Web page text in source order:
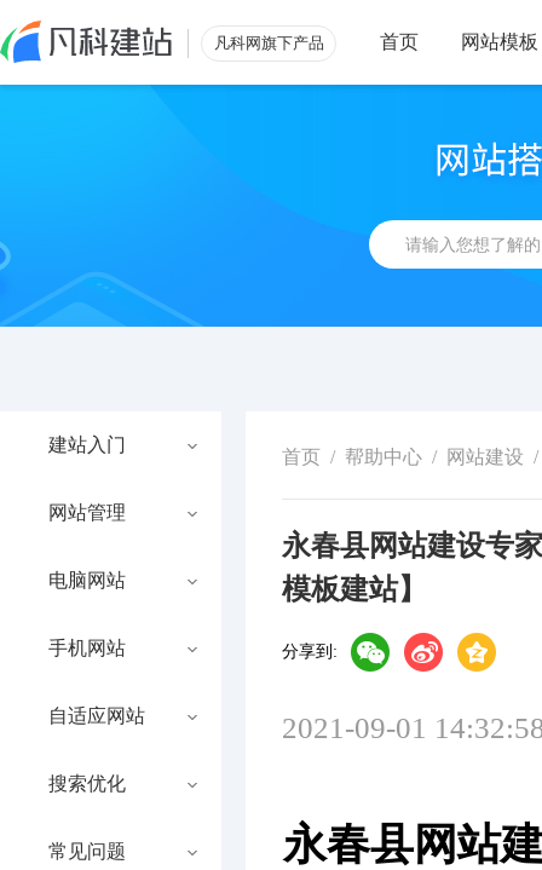
凡科网旗下产品 首页 网站模板
建站入门
网站管理
电脑网站
手机网站
自适应网站
搜索优化
常见问题
首页 / 帮助中心 / 网站建设 /
永春县网站建设专
模板建站】
分享到:
2021-09-01
永春县网站